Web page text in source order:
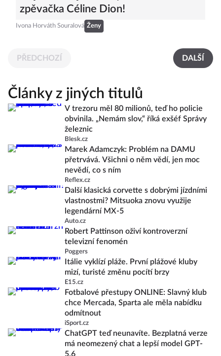
zpěvačka Céline Dion!
Ivona Horváth Souralová Ženy
PŘEDCHOZÍ DALŠÍ
Články z jiných titulů
V trezoru měl 80 milionů, teď ho policie
obvinila. „Nemám slov,“ říká exšéf Správy
železnic
Blesk.cz
Marek Adamczyk: Problém na DAMU
přetrvává. Všichni o něm vědí, jen moc
nevědí, co s ním
Reflex.cz
Další klasická corvette s dobrými jízdními
vlastnostmi? Mitsuoka znovu využije
legendární MX-5
Auto.cz
Robert Pattinson oživí kontroverzní
televizní fenomén
Poggers
Itálie vyklízí pláže. První plážové kluby
mizí, turisté změnu pocítí brzy
E15.cz
Fotbalové přestupy ONLINE: Slavný klub
chce Mercada, Sparta ale měla nabídku
odmítnout
iSport.cz
ChatGPT teď neunavíte. Bezplatná verze
má neomezený chat a lepší model GPT-
5.6